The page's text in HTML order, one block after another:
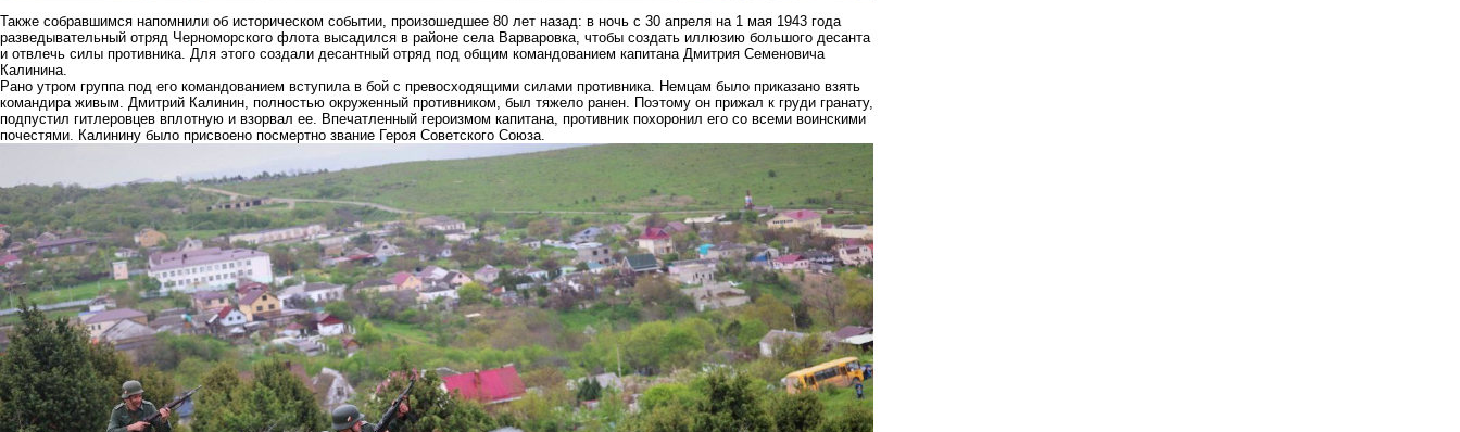
Также собравшимся напомнили об историческом событии, произошедшее 80 лет назад: в ночь с 30 апреля на 1 мая 1943 года
разведывательный отряд Черноморского флота высадился в районе села Варваровка, чтобы создать иллюзию большого десанта
и отвлечь силы противника. Для этого создали десантный отряд под общим командованием капитана Дмитрия Семеновича
Калинина.
Рано утром группа под его командованием вступила в бой с превосходящими силами противника. Немцам было приказано взять
командира живым. Дмитрий Калинин, полностью окруженный противником, был тяжело ранен. Поэтому он прижал к груди гранату,
подпустил гитлеровцев вплотную и взорвал ее. Впечатленный героизмом капитана, противник похоронил его со всеми воинскими
почестями. Калинину было присвоено посмертно звание Героя Советского Союза.